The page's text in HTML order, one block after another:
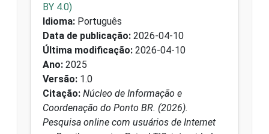
BY 4.0)
Idioma: Português
Data de publicação: 2026-04-10
Última modificação: 2026-04-10
Ano: 2025
Versão: 1.0
Citação: Núcleo de Informação e
Coordenação do Ponto BR. (2026).
Pesquisa online com usuários de Internet